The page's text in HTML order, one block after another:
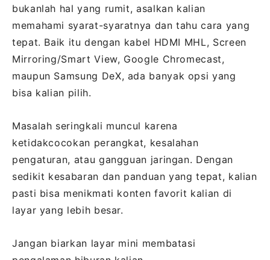
bukanlah hal yang rumit, asalkan kalian
memahami syarat-syaratnya dan tahu cara yang
tepat. Baik itu dengan kabel HDMI MHL, Screen
Mirroring/Smart View, Google Chromecast,
maupun Samsung DeX, ada banyak opsi yang
bisa kalian pilih.
Masalah seringkali muncul karena
ketidakcocokan perangkat, kesalahan
pengaturan, atau gangguan jaringan. Dengan
sedikit kesabaran dan panduan yang tepat, kalian
pasti bisa menikmati konten favorit kalian di
layar yang lebih besar.
Jangan biarkan layar mini membatasi